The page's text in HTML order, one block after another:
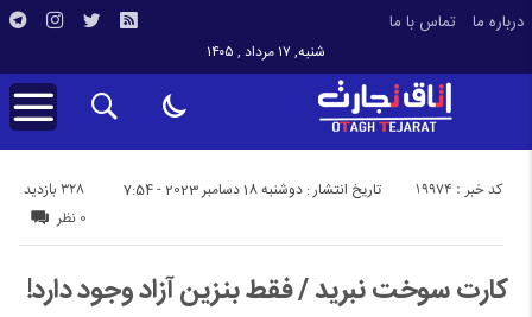
درباره ما تماس با ما
شنبه, ۱۷ مرداد , ۱۴۰۵
تاریخ انتشار : دوشنبه 18 دسامبر 2023 - 7:54 328 بازدید کد خبر : 19974
0 نظر
کارت سوخت نبرید / فقط بنزین آزاد وجود دارد!